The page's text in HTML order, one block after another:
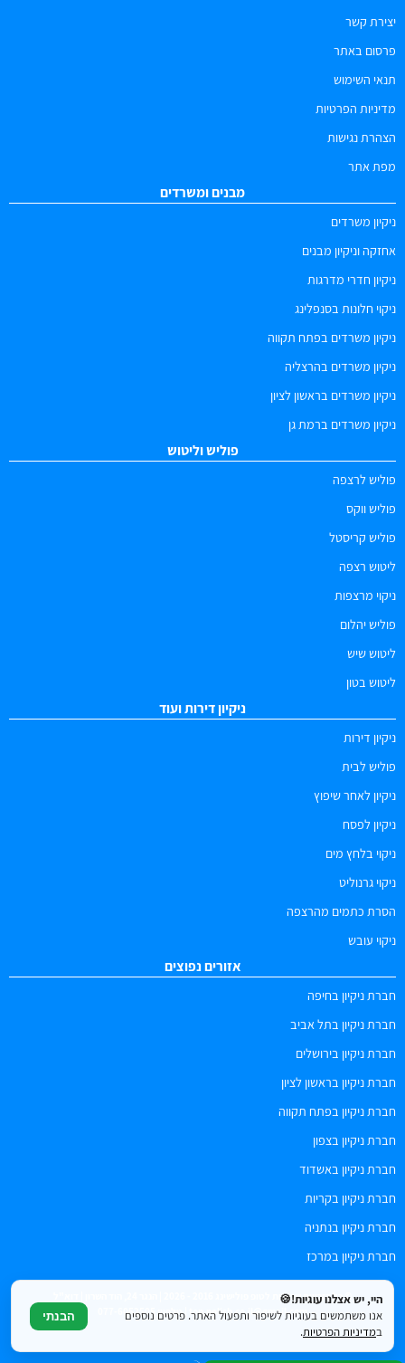
יצירת קשר
פרסום באתר
תנאי השימוש
מדיניות הפרטיות
הצהרת נגישות
מפת אתר
מבנים ומשרדים
ניקיון משרדים
אחזקה וניקיון מבנים
ניקיון חדרי מדרגות
ניקוי חלונות בסנפלינג
ניקיון משרדים בפתח תקווה
ניקיון משרדים בהרצליה
ניקיון משרדים בראשון לציון
ניקיון משרדים ברמת גן
פוליש וליטוש
פוליש לרצפה
פוליש ווקס
פוליש קריסטל
ליטוש רצפה
ניקוי מרצפות
פוליש יהלום
ליטוש שיש
ליטוש בטון
ניקיון דירות ועוד
ניקיון דירות
פוליש לבית
ניקיון לאחר שיפוץ
ניקיון לפסח
ניקוי בלחץ מים
ניקוי גרנוליט
הסרת כתמים מהרצפה
ניקוי עובש
אזורים נפוצים
חברת ניקיון בחיפה
חברת ניקיון בתל אביב
חברת ניקיון בירושלים
חברת ניקיון בראשון לציון
חברת ניקיון בפתח תקווה
חברת ניקיון בצפון
חברת ניקיון באשדוד
חברת ניקיון בקריות
חברת ניקיון בנתניה
חברת ניקיון במרכז
top.polish.co.il@gmail.com | טלפון: 077-6052505
היי, יש אצלנו עוגיות!🍪
אנו משתמשים בעוגיות לשיפור ותפעול האתר. פרטים נוספים
במדיניות הפרטיות.
הבנתי